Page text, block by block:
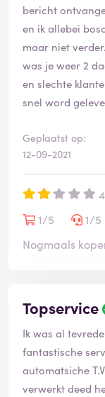
bericht
en ik allebei
maar niet
was je weer 2
en slechte
snel word
Geplaatst op:
12-09-2021
1/5
1/5
Nogmaals
Topservice
Ik was al
fantastische
automatsiche
verwerkt deed